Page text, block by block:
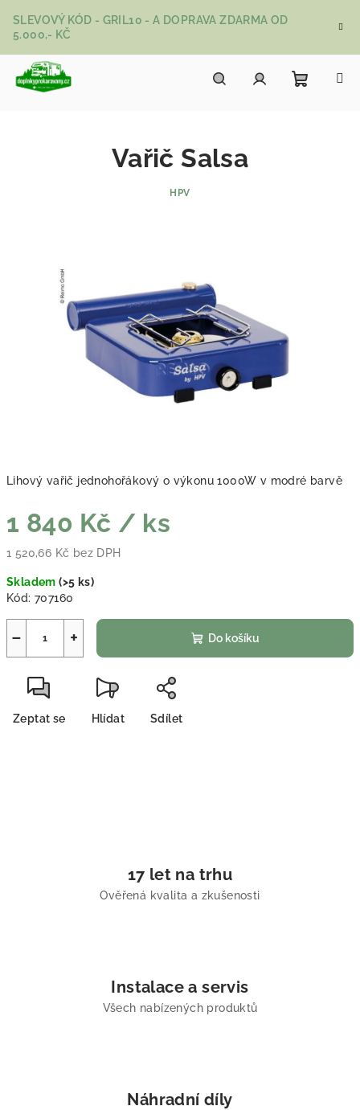
SLEVOVÝ KÓD - GRIL10 - A DOPRAVA ZDARMA OD
5.000,- KČ
Lihový vařič jednohořákový o výkonu 1000W v modré barvě
1 840 Kč / ks
1 520,66 Kč bez DPH
Skladem(>5 ks)
Kód: 707160
+
− Do košíku
Zeptat se Hlídat Sdílet
Vařič Salsa
HPV
17 let na trhu
Ověřená kvalita a zkušenosti
Instalace a servis
Všech nabízených produktů
Náhradní díly